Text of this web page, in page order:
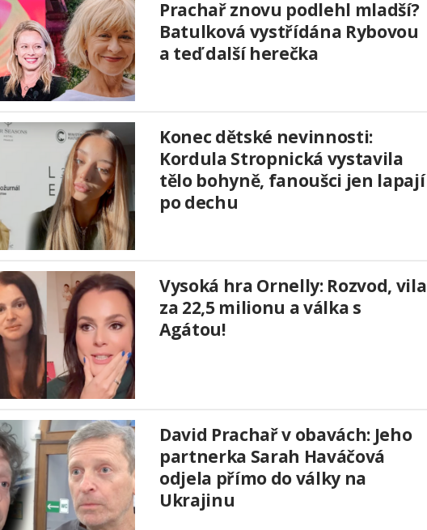
Prachař znovu podlehl mladší?
Batulková vystřídána Rybovou
a teď další herečka
Konec dětské nevinnosti:
Kordula Stropnická vystavila
tělo bohyně, fanoušci jen lapají
po dechu
Vysoká hra Ornelly: Rozvod, vila
za 22,5 milionu a válka s
Agátou!
David Prachař v obavách: Jeho
partnerka Sarah Haváčová
odjela přímo do války na
Ukrajinu